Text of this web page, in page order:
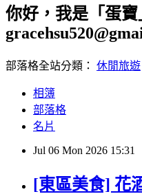
你好，我是「蛋
部落格全站分類： 休閒旅遊
相簿
部落格
名片
Jul 06 Mon 2026 15:31
[東區美食] 花